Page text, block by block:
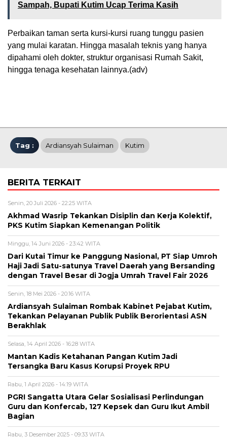
Sampah, Bupati Kutim Ucap Terima Kasih
Perbaikan taman serta kursi-kursi ruang tunggu pasien
yang mulai karatan. Hingga masalah teknis yang hanya
dipahami oleh dokter, struktur organisasi Rumah Sakit,
hingga tenaga kesehatan lainnya.(adv)
Tag : Ardiansyah Sulaiman Kutim
BERITA TERKAIT
Senin, 20 Juli 2026 - 22:25 WITA
Akhmad Wasrip Tekankan Disiplin dan Kerja Kolektif,
PKS Kutim Siapkan Kemenangan Politik
Minggu, 14 Juni 2026 - 23:42 WITA
Dari Kutai Timur ke Panggung Nasional, PT Siap Umroh
Haji Jadi Satu-satunya Travel Daerah yang Bersanding
dengan Travel Besar di Jogja Umrah Travel Fair 2026
Senin, 18 Mei 2026 - 20:16 WITA
Ardiansyah Sulaiman Rombak Kabinet Pejabat Kutim,
Tekankan Pelayanan Publik Publik Berorientasi ASN
Berakhlak
Selasa, 14 April 2026 - 16:28 WITA
Mantan Kadis Ketahanan Pangan Kutim Jadi
Tersangka Baru Kasus Korupsi Proyek RPU
Rabu, 1 April 2026 - 14:19 WITA
PGRI Sangatta Utara Gelar Sosialisasi Perlindungan
Guru dan Konfercab, 127 Kepsek dan Guru Ikut Ambil
Bagian
Rabu, 3 Desember 2025 - 09:33 WITA